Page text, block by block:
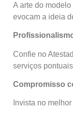
A arte do
evocam a ideia
Confie no
serviços
Compromisso
Invista no